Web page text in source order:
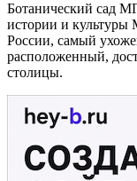
Ботанический сад
истории и культуры
России, самый
расположенный,
столицы.